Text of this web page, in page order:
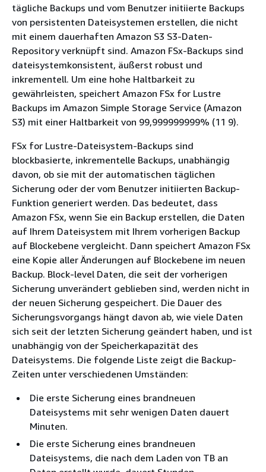
tägliche Backups und vom Benutzer initiierte Backups
von persistenten Dateisystemen erstellen, die nicht
mit einem dauerhaften Amazon S3 S3-Daten-
Repository verknüpft sind. Amazon FSx-Backups sind
dateisystemkonsistent, äußerst robust und
inkrementell. Um eine hohe Haltbarkeit zu
gewährleisten, speichert Amazon FSx for Lustre
Backups im Amazon Simple Storage Service (Amazon
S3) mit einer Haltbarkeit von 99,999999999% (11 9).
FSx for Lustre-Dateisystem-Backups sind
blockbasierte, inkrementelle Backups, unabhängig
davon, ob sie mit der automatischen täglichen
Sicherung oder der vom Benutzer initiierten Backup-
Funktion generiert werden. Das bedeutet, dass
Amazon FSx, wenn Sie ein Backup erstellen, die Daten
auf Ihrem Dateisystem mit Ihrem vorherigen Backup
auf Blockebene vergleicht. Dann speichert Amazon FSx
eine Kopie aller Änderungen auf Blockebene im neuen
Backup. Block-level Daten, die seit der vorherigen
Sicherung unverändert geblieben sind, werden nicht in
der neuen Sicherung gespeichert. Die Dauer des
Sicherungsvorgangs hängt davon ab, wie viele Daten
sich seit der letzten Sicherung geändert haben, und ist
unabhängig von der Speicherkapazität des
Dateisystems. Die folgende Liste zeigt die Backup-
Zeiten unter verschiedenen Umständen:
Die erste Sicherung eines brandneuen
Dateisystems mit sehr wenigen Daten dauert
Minuten.
Die erste Sicherung eines brandneuen
Dateisystems, die nach dem Laden von TB an